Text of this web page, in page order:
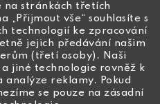
na stránkách třetích
„Přijmout vše“ souhlasíte s
technologií ke zpracování
jejich předávání našim
(třetí osoby). Naši
jiné technologie rovněž k
reklamy. Pokud
se pouze na zásadní